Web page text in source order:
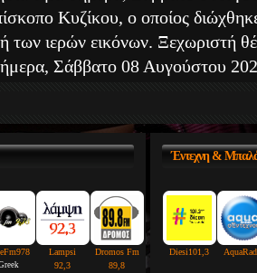
Κυζίκου, ο οποίος
των ιερών εικόνων. Ξεχωριστή
σήμερα, Σάββατο 08
Lampsi
92,3
Dromos Fm
89,8
Έντεχνη&
Diesi101,3